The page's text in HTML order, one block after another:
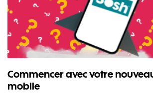
Commencer avec votre
mobile